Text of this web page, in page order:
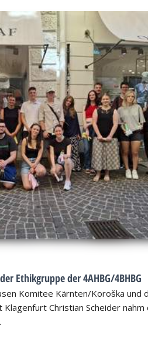
Ethikgruppe der 4AHBG/4BHBG
Komitee Kärnten/Koroška und
Christian Scheider nahm